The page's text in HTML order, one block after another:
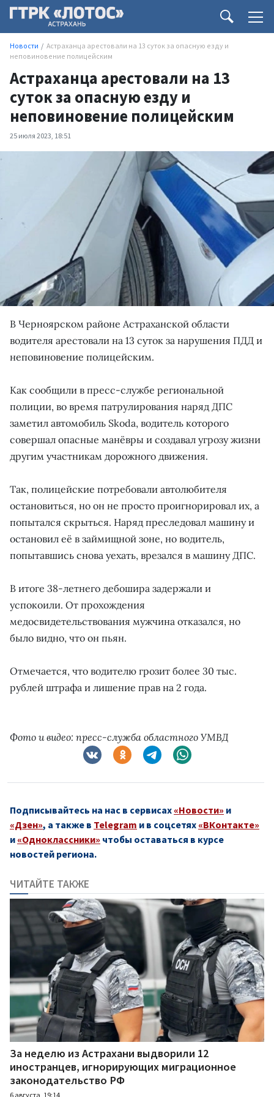
Новости
Астраханца арестовали на 13 суток за опасную езду и
неповиновение полицейским
Астраханца арестовали на 13
суток за опасную езду и
неповиновение полицейским
25 июля 2023, 18:51
В Черноярском районе Астраханской области
водителя арестовали на 13 суток за нарушения ПДД и
неповиновение полицейским.
Как сообщили в пресс-службе региональной
полиции, во время патрулирования наряд ДПС
заметил автомобиль Skoda, водитель которого
совершал опасные манёвры и создавал угрозу жизни
другим участникам дорожного движения.
Так, полицейские потребовали автолюбителя
остановиться, но он не просто проигнорировал их, а
попытался скрыться. Наряд преследовал машину и
остановил её в займищной зоне, но водитель,
попытавшись снова уехать, врезался в машину ДПС.
В итоге 38-летнего дебошира задержали и
успокоили. От прохождения
медосвидетельствования мужчина отказался, но
было видно, что он пьян.
Отмечается, что водителю грозит более 30 тыс.
рублей штрафа и лишение прав на 2 года.
Фото и видео: пресс-служба областного УМВД
Подписывайтесь на нас в сервисах «Новости» и
«Дзен», а также в Telegram и в соцсетях «ВКонтакте»
и «Одноклассники» чтобы оставаться в курсе
новостей региона.
ЧИТАЙТЕ ТАКЖЕ
За неделю из Астрахани выдворили 12
иностранцев, игнорирующих миграционное
законодательство РФ
6 августа, 19:14